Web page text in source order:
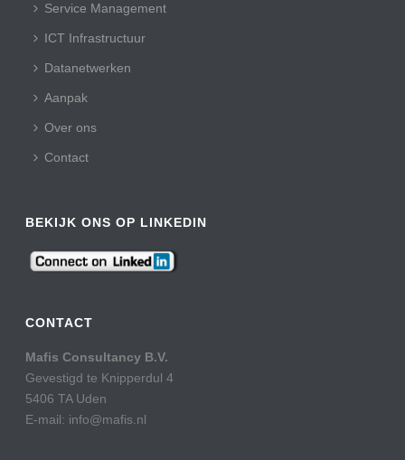
Service Management
ICT Infrastructuur
Datanetwerken
Aanpak
Over ons
Contact
BEKIJK ONS OP LINKEDIN
CONTACT
Mafis Consultancy B.V.
Gevestigd te Knipperdul 4
5406 TA Uden
E-mail: info@mafis.nl